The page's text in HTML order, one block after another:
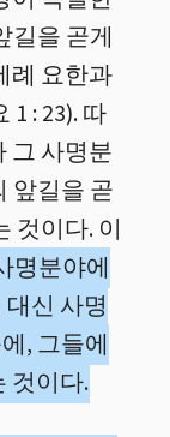
길을 곧게
례 요한과
: 23). 따
그 사명분
앞길을 곧
것이다. 이
명분야에
신 사명
, 그들에
것이다.